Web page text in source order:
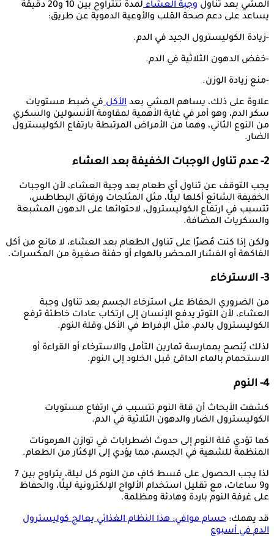
المشي بعد تناول وجبة العشاء
لمدة تتتراوح بين 10 و20 دقيقة
يساعد على دعم صحة القلب والأوعية الدموية عن طريق:
-زيادة الكوليسترول الجيد في الدم.
-خفض الدهون الثلاثية في الدم.
-منع زيادة الوزن.
علاوة على ذلك، يساهم المشي بعد الأكلفي ضبط مستويات
سكر الدم، وهو أمر في غاية الأهمية لمقاومة الأنسولين والسكري
من النوع الثاني، وهما من الأمراض المرتبطة بارتفاع الكوليسترول
الضار.
2- عدم تناول الوجبات الخفيفة بعد العشاء
يجب التوقف عن تناول أي طعام بعد وجبة العشاء، لأن الوجبات
الخفيفة الشائع أكلها ليلًا، مثل المثلجات ورقائق البطاطس،
تتسبب في ارتفاع الكوليسترول، لاحتوائها على الدهون المشبعة
والسكريات المضافة.
ولكن إذا كنت مُصرًا على تناول الطعام بعد العشاء، لا مانع من أكل
الفاكهة أو الفشار المحضر بالهواء أو حفنة صغيرة من المكسرات.
3- الاسترخاء
من الضروري الحفاظ على استرخاء الجسم بعد تناول وجبة
العشاء، لأن التوتر يدفع الإنسان إلى ارتكاب عادات خاطئة ترفع
الكوليسترول بالدم، مثل الإفراط في الأكل وقلة النوم.
لذلك يُنصح بممارسة تمارين التأمل والاسترخاء أو القراءة أو
الاستحمام بالماء الداقئ قبل الخلود إلى النوم.
4- النوم
كشفت الأبحاث أن قلة النوم تتسبب في ارتفاع مستويات
الكوليسترول الضار والدهون الثلاثية في الدم.
كما تؤدي قلة النوم إلى حدوث اضطرابات في توازن الهرمونات
المنظمة للشهية في الجسم، مما يؤدي إلى الإكثار من الطعام.
لذا يجب الحصول على قسط كافٍ من النوم كل ليلة، يتراوح بين 7
و9 ساعات، مع تقليل استخدام الألواح الإلكترونية ليلًا، والحفاظ
على غرفة النوم باردة وهادئة ومظلمة.
قد يهمك: حسام موافي: هذا النظام الغذائي يعالج كوليسترول
الدم في أسبوع